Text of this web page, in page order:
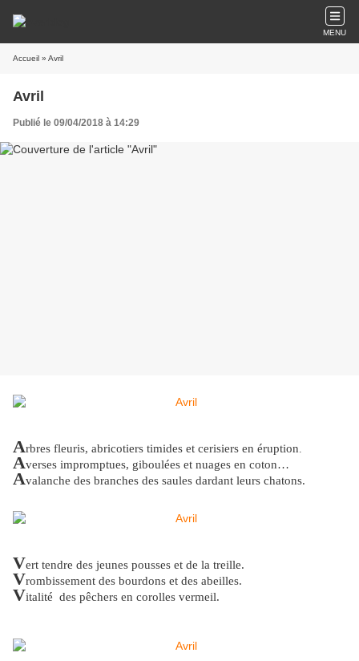
MENU
Accueil » Avril
Avril
Publié le 09/04/2018 à 14:29
Arbres fleuris, abricotiers timides et cerisiers en éruption.
Averses impromptues, giboulées et nuages en coton…
Avalanche des branches des saules dardant leurs chatons.
Vert tendre des jeunes pousses et de la treille.
Vrombissement des bourdons et des abeilles.
Vitalité des pêchers en corolles vermeil.